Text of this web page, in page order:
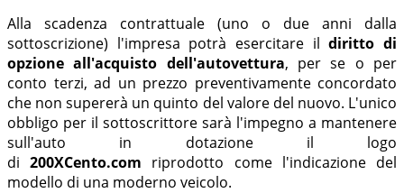
Alla scadenza contrattuale (uno o due anni dalla
sottoscrizione) l'impresa potrà esercitare ildiritto di
opzione all'acquisto dell'autovettura, per se o per
conto terzi, ad un prezzo preventivamente concordato
che non supererà un quinto del valore del nuovo. L'unico
obbligo per il sottoscrittore sarà l'impegno a mantenere
sull'auto in dotazione il logo
di200XCento.com riprodotto come l'indicazione del
modello di una moderno veicolo.